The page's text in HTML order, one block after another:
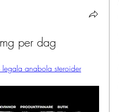
per dag
anabola steroider